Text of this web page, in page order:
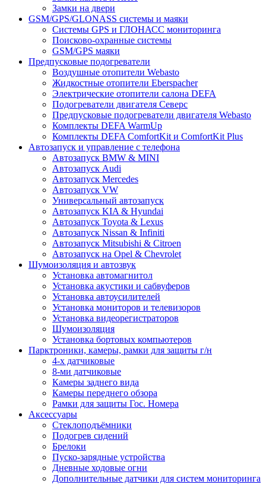
Замки на двери
GSM/GPS/GLONASS системы и маяки
Системы GPS и ГЛОНАСС мониторинга
Поисково-охранные системы
GSM/GPS маяки
Предпусковые подогреватели
Воздушные отопители Webasto
Жидкостные отопители Eberspacher
Электрические отопители салона DEFA
Подогреватели двигателя Северс
Предпусковые подогреватели двигателя Webasto
Комплекты DEFA WarmUp
Комплекты DEFA ComfortKit и ComfortKit Plus
Автозапуск и управление с телефона
Автозапуск BMW & MINI
Автозапуск Audi
Автозапуск Mercedes
Автозапуск VW
Универсальный автозапуск
Автозапуск KIA & Hyundai
Автозапуск Toyota & Lexus
Автозапуск Nissan & Infiniti
Автозапуск Mitsubishi & Citroen
Автозапуск на Opel & Chevrolet
Шумоизоляция и автозвук
Установка автомагнитол
Установка акустики и сабвуферов
Установка автоусилителей
Установка мониторов и телевизоров
Установка видеорегистраторов
Шумоизоляция
Установка бортовых компьютеров
Парктроники, камеры, рамки для защиты г/н
4-х датчиковые
8-ми датчиковые
Камеры заднего вида
Камеры переднего обзора
Рамки для защиты Гос. Номера
Аксессуары
Стеклоподъёмники
Подогрев сидений
Брелоки
Пуско-зарядные устройства
Дневные ходовые огни
Дополнительные датчики для систем мониторинга